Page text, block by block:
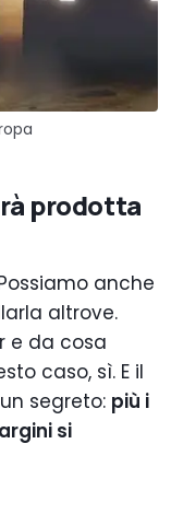
prodotta
anche
altrove.
e da cosa
caso, sì. E il
segreto: più i
si